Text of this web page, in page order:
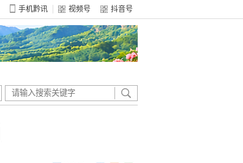
手机黔讯 视频号 抖音号